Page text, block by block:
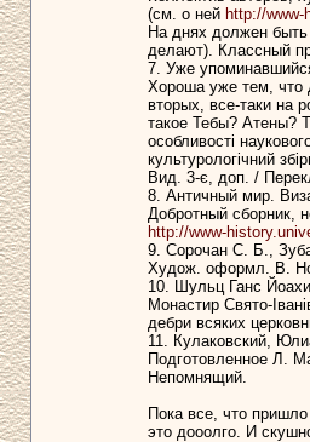
(см. о ней http://
На днях должен
делают). Классный
7. Уже
Хороша уже тем, что
вторых, все-таки на
такое Тебы? Атены?
особливості
культурологічний
Вид. 3-є, доп. /
8. Античный мир.
Добротный сборник,
http://www-
9. Сорочан С. Б.,
Худож. оформл. В.
10. Шульц Ганс
Монастир Свято-
дебри всяких
11. Кулаковский,
Подготовленное Л.
Непомнящий.
Пока все, что
это дооолго. И